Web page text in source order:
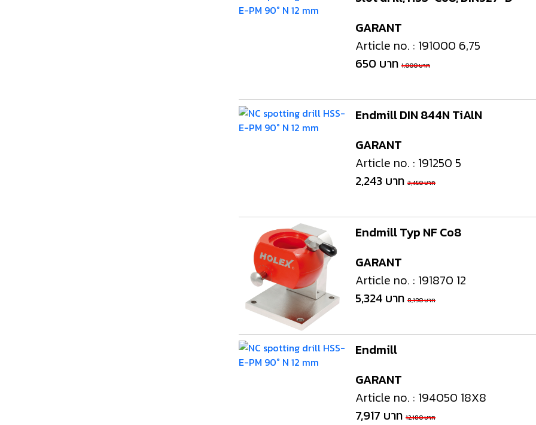
GARANT
Article no. : 191000 6,75
650 บาท 1,000 บาท
GARANT
Endmill DIN 844N TiAlN
Article no. : 191250 5
2,243 บาท 3,450 บาท
GARANT
Endmill Typ NF Co8
Article no. : 191870 12
5,324 บาท 8,190 บาท
GARANT
Endmill
Article no. : 194050 18X8
7,917 บาท 12,180 บาท